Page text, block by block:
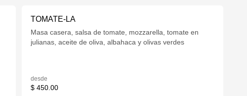
TOMATE-LA
Masa casera, salsa de tomate, mozzarella, tomate en
julianas, aceite de oliva, albahaca y olivas verdes
desde
$ 450.00